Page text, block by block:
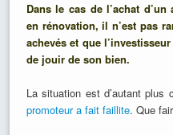
Dans le cas de l’achat
en rénovation, il n’est pas
achevés et que
de jouir de son bien.
La situation est d’autant
promoteur a fait faillite. Que